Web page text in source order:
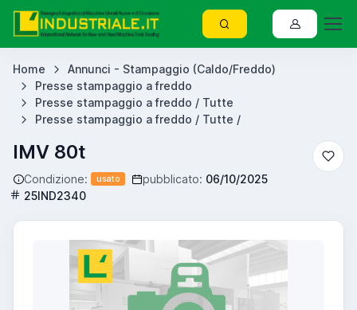
Home
Annunci - Stampaggio (Caldo/Freddo)
Presse stampaggio a freddo
Presse stampaggio a freddo / Tutte
Presse stampaggio a freddo / Tutte /
IMV 80t
Condizione: usato pubblicato: 06/10/2025
25IND2340